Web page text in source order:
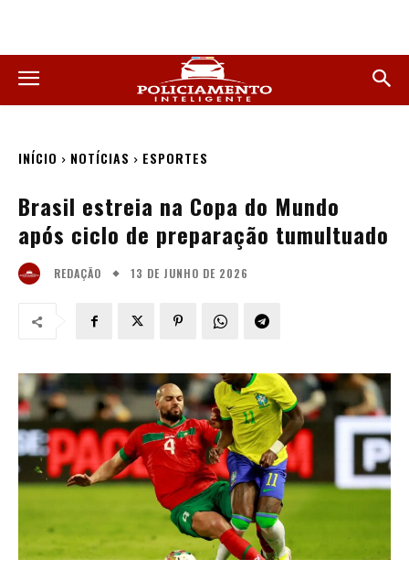
INÍCIO NOTÍCIAS ESPORTES
Brasil estreia na Copa do Mundo
após ciclo de preparação tumultuado
REDAÇÃO 13 DE JUNHO DE 2026